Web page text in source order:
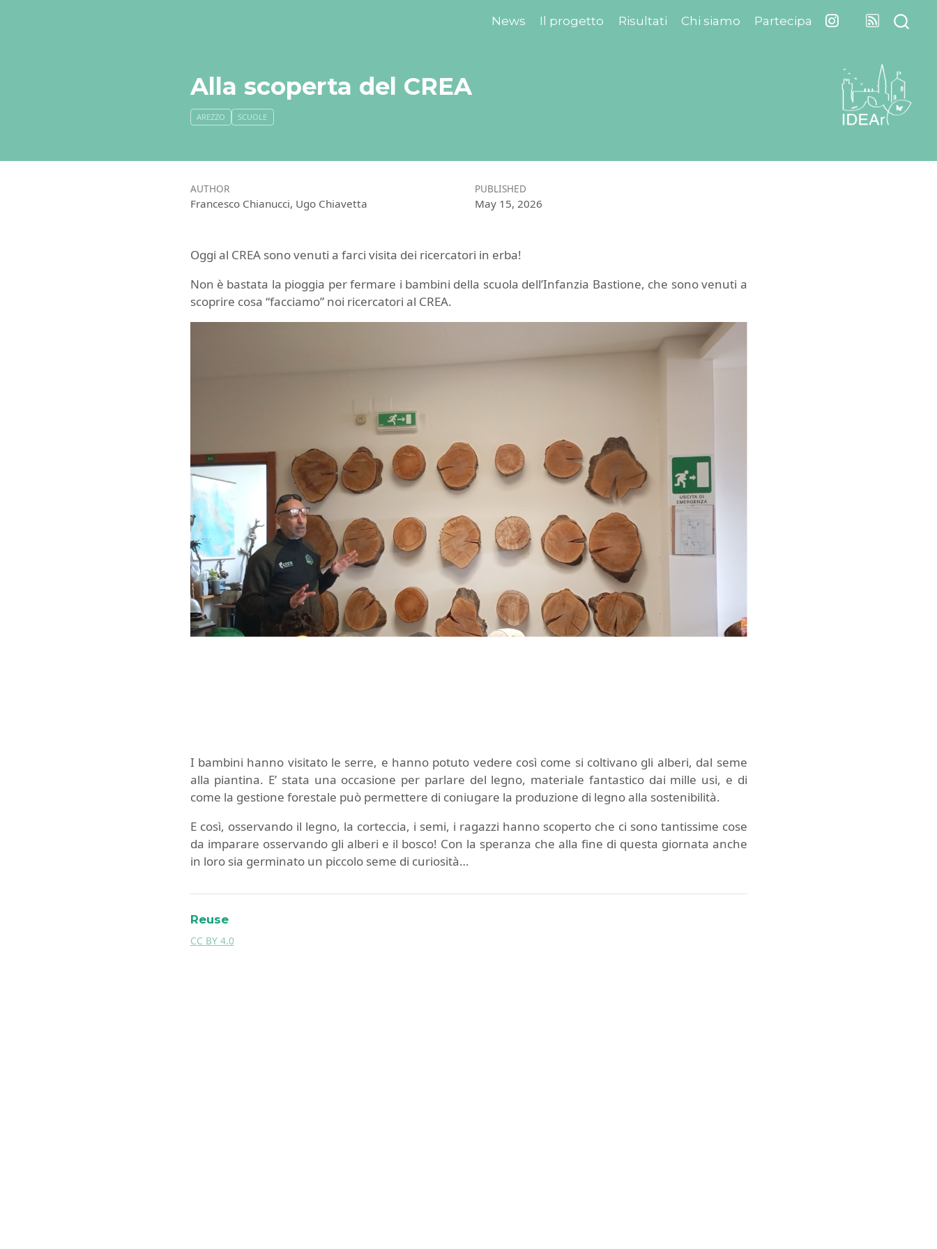
News Il progetto Risultati Chi siamo Partecipa
Alla scoperta del CREA
AREZZO SCUOLE
AUTHOR
Francesco Chianucci, Ugo Chiavetta
PUBLISHED
May 15, 2026
Oggi al CREA sono venuti a farci visita dei ricercatori in erba!
Non è bastata la pioggia per fermare i bambini della scuola dell’Infanzia Bastione, che sono venuti a
scoprire cosa “facciamo” noi ricercatori al CREA.
I bambini hanno visitato le serre, e hanno potuto vedere così come si coltivano gli alberi, dal seme
alla piantina. E’ stata una occasione per parlare del legno, materiale fantastico dai mille usi, e di
come la gestione forestale può permettere di coniugare la produzione di legno alla sostenibilità.
E così, osservando il legno, la corteccia, i semi, i ragazzi hanno scoperto che ci sono tantissime cose
da imparare osservando gli alberi e il bosco! Con la speranza che alla fine di questa giornata anche
in loro sia germinato un piccolo seme di curiosità…
Reuse
CC BY 4.0